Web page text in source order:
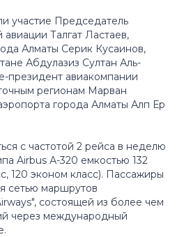
участие Председатель
Талгат Ластаев,
Алматы Серик Кусаинов,
Абдулазиз Султан Аль-
президент авиакомпании
регионам Марван
города Алматы Алп Ер
с частотой 2 рейса в неделю
Airbus А-320 емкостью 132
120 эконом класс). Пассажиры
сетью маршрутов
состоящей из более чем
через международный